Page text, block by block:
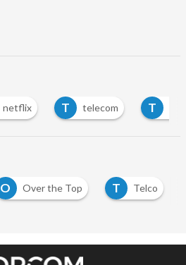
netflix T telecom T
O Over the Top T Telco